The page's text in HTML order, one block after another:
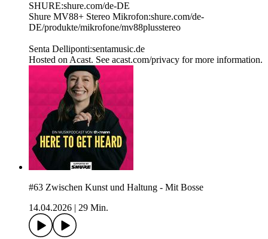
SHURE:shure.com/de-DE
Shure MV88+ Stereo Mikrofon:shure.com/de-
DE/produkte/mikrofone/mv88plusstereo
Senta Delliponti:sentamusic.de
Hosted on Acast. See acast.com/privacy for more information.
#63 Zwischen Kunst und Haltung - Mit Bosse
14.04.2026
29 Min.